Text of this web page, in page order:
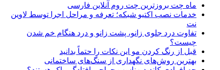
ماه چت بروزترین چت روم آنلاین فارسی
خدمات نصب اکتیو شبکه؛ تعرفه و مراحل اجرا توسط لاوین
نت
تفاوت درد جلوی زانو، پشت زانو و درد هنگام خم شدن
چیست؟
قبل از رنگ کردن مو این نکات را حتماً بدانید
بهترین روش‌های نگهداری از سنگ‌های ساختمانی